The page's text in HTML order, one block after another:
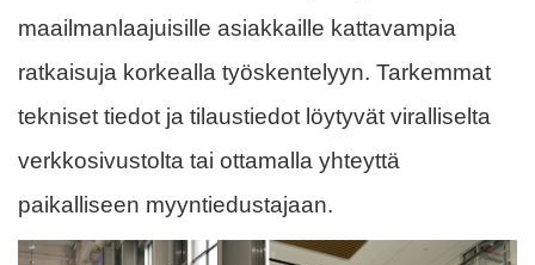
maailmanlaajuisille asiakkaille kattavampia
ratkaisuja korkealla työskentelyyn. Tarkemmat
tekniset tiedot ja tilaustiedot löytyvät viralliselta
verkkosivustolta tai ottamalla yhteyttä
paikalliseen myyntiedustajaan.